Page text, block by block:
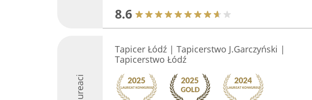
8.6
Laureaci
Tapicer Łódź | Tapicerstwo J.Garczyński |
Tapicerstwo Łódź